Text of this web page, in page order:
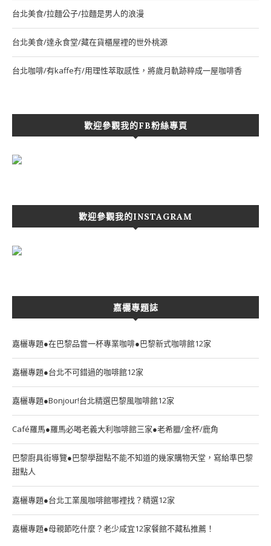
台北美食/拉麵公子/拉麵是男人的浪漫
台北美食/達永食堂/藏在貨櫃屋裡的世外桃源
台北咖啡/有kaffe冇/用理性萃取感性，將歲月軌跡粹成一屋咖啡香
歡迎參觀我的FB粉絲專頁
歡迎參觀我的INSTAGRAM
嘉欐專題誌
嘉欐專題●在巴黎品嘗一杯專業咖啡●巴黎新式咖啡館12家
嘉欐專題●台北不可錯過的咖啡館12家
嘉欐專題●Bonjour!台北精選巴黎風咖啡館12家
Café羅馬●羅馬必喝老義大利咖啡館三家●老希臘/金杯/鹿角
巴黎廚具街導覽●巴黎學甜點不能不知道的幾家購物天堂，寫給準巴黎
甜點人
嘉欐專題●台北工業風咖啡館哪裡找？精選12家
嘉欐專題●母親節吃什麼？老少咸宜12家餐館不藏私推薦！